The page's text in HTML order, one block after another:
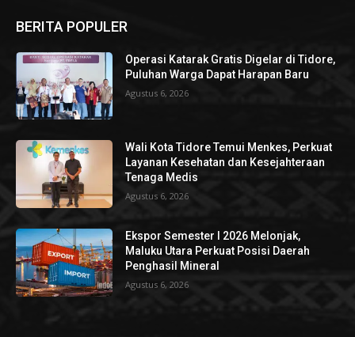
BERITA POPULER
Operasi Katarak Gratis Digelar di Tidore,
Puluhan Warga Dapat Harapan Baru
Agustus 6, 2026
Wali Kota Tidore Temui Menkes, Perkuat
Layanan Kesehatan dan Kesejahteraan
Tenaga Medis
Agustus 6, 2026
Ekspor Semester I 2026 Melonjak,
Maluku Utara Perkuat Posisi Daerah
Penghasil Mineral
Agustus 6, 2026